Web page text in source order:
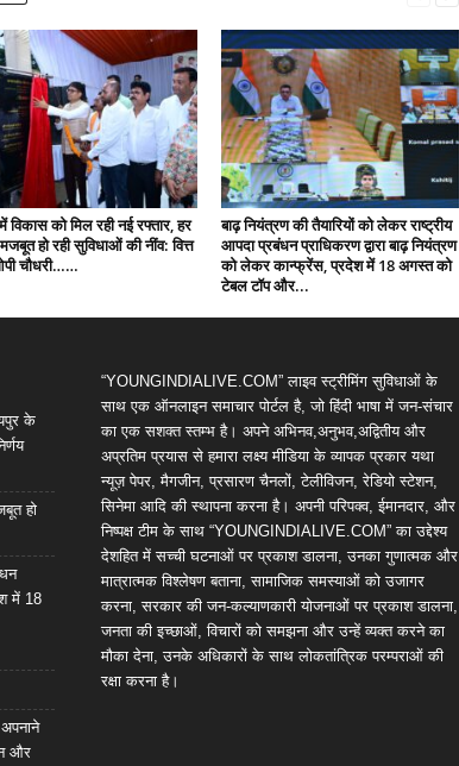
विकास को मिल रही नई रफ्तार, हर
हो रही सुविधाओं की नींव: वित्त
चौधरी……
बाढ़ नियंत्रण की तैयारियों को लेकर राष्ट्रीय
आपदा प्रबंधन प्राधिकरण द्वारा बाढ़ नियंत्रण
को लेकर कान्फ्रेंस, प्रदेश में 18 अगस्त को
टेबल टॉप और...
के
हो
में 18
और
“YOUNGINDIALIVE.COM” लाइव स्ट्रीमिंग सुविधाओं के
साथ एक ऑनलाइन समाचार पोर्टल है, जो हिंदी भाषा में जन-संचार
का एक सशक्त स्तम्भ है। अपने अभिनव,अनुभव,अद्वितीय और
अप्रतिम प्रयास से हमारा लक्ष्य मीडिया के व्यापक प्रकार यथा
न्यूज़ पेपर, मैगजीन, प्रसारण चैनलों, टेलीविजन, रेडियो स्टेशन,
सिनेमा आदि की स्थापना करना है। अपनी परिपक्व, ईमानदार, और
निष्पक्ष टीम के साथ “YOUNGINDIALIVE.COM” का उद्देश्य
देशहित में सच्ची घटनाओं पर प्रकाश डालना, उनका गुणात्मक और
मात्रात्मक विश्लेषण बताना, सामाजिक समस्याओं को उजागर
करना, सरकार की जन-कल्याणकारी योजनाओं पर प्रकाश डालना,
जनता की इच्छाओं, विचारों को समझना और उन्हें व्यक्त करने का
मौका देना, उनके अधिकारों के साथ लोकतांत्रिक परम्पराओं की
रक्षा करना है।